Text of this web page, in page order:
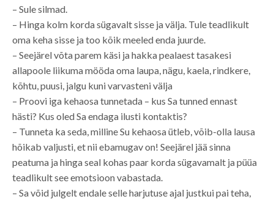
– Sule silmad.
– Hinga kolm korda sügavalt sisse ja välja. Tule teadlikult
oma keha sisse ja too kõik meeled enda juurde.
– Seejärel võta parem käsi ja hakka pealaest tasakesi
allapoole liikuma mööda oma laupa, nägu, kaela, rindkere,
kõhtu, puusi, jalgu kuni varvasteni välja
– Proovi iga kehaosa tunnetada – kus Sa tunned ennast
hästi? Kus oled Sa endaga ilusti kontaktis?
– Tunneta ka seda, milline Su kehaosa ütleb, võib-olla lausa
hõikab valjusti, et nii ebamugav on! Seejärel jää sinna
peatuma ja hinga seal kohas paar korda sügavamalt ja püüa
teadlikult see emotsioon vabastada.
– Sa võid julgelt endale selle harjutuse ajal justkui pai teha,